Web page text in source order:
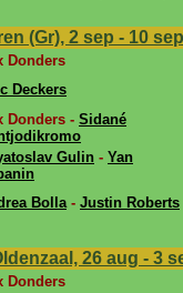
(Gr), 2 sep - 10
Donders
Deckers
Donders - Sidané
Gulin - Yan
Bolla- Justin Roberts
26 aug - 3
Donders